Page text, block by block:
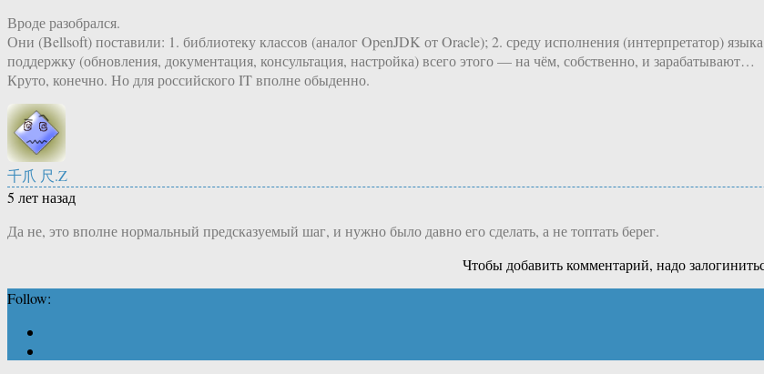
Вроде разобрался.
Они (Bellsoft) поставили: 1. библиотеку классов (аналог OpenJDK от Oracle); 2. среду исполнения (интерпретатор)
поддержку (обновления, документация, консультация, настройка) всего этого — на чём, собственно, и зарабатывают…
Круто, конечно. Но для российского IT вполне обыденно.
千爪 尺.Z
5 лет назад
Да не, это вполне нормальный предсказуемый шаг, и нужно было давно его сделать, а не топтать берег.
Чтобы добавить комментарий, надо
Follow: